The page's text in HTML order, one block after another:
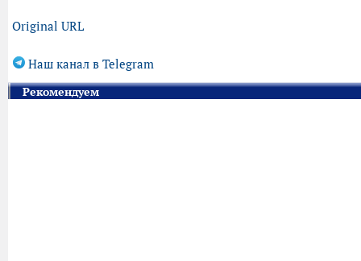
Original URL
Наш канал в Telegram
Рекомендуем